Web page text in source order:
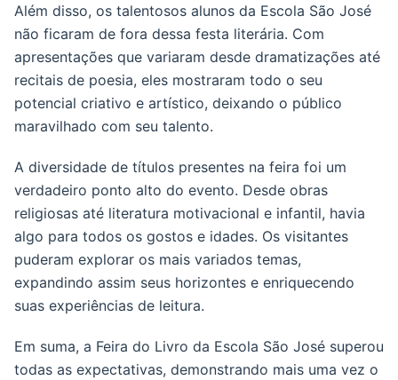
Além disso, os talentosos alunos da Escola São José
não ficaram de fora dessa festa literária. Com
apresentações que variaram desde dramatizações até
recitais de poesia, eles mostraram todo o seu
potencial criativo e artístico, deixando o público
maravilhado com seu talento.
A diversidade de títulos presentes na feira foi um
verdadeiro ponto alto do evento. Desde obras
religiosas até literatura motivacional e infantil, havia
algo para todos os gostos e idades. Os visitantes
puderam explorar os mais variados temas,
expandindo assim seus horizontes e enriquecendo
suas experiências de leitura.
Em suma, a Feira do Livro da Escola São José superou
todas as expectativas, demonstrando mais uma vez o